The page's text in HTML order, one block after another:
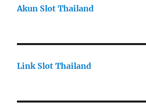
Akun Slot Thailand
Link Slot Thailand